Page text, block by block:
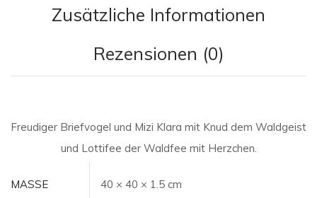
Zusätzliche Informationen
Rezensionen (0)
Freudiger Briefvogel und Mizi Klara mit Knud dem Waldgeist
und Lottifee der Waldfee mit Herzchen.
MASSE 40 × 40 × 1.5 cm